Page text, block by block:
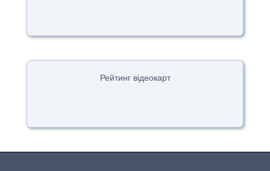
Рейтинг відеокарт